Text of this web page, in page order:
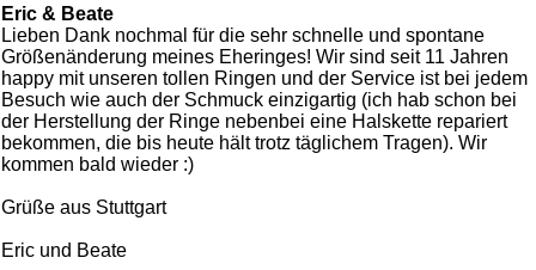
Eric & Beate
Lieben Dank nochmal für die sehr schnelle und spontane
Größenänderung meines Eheringes! Wir sind seit 11 Jahren
happy mit unseren tollen Ringen und der Service ist bei jedem
Besuch wie auch der Schmuck einzigartig (ich hab schon bei
der Herstellung der Ringe nebenbei eine Halskette repariert
bekommen, die bis heute hält trotz täglichem Tragen). Wir
kommen bald wieder :)
Grüße aus Stuttgart
Eric und Beate